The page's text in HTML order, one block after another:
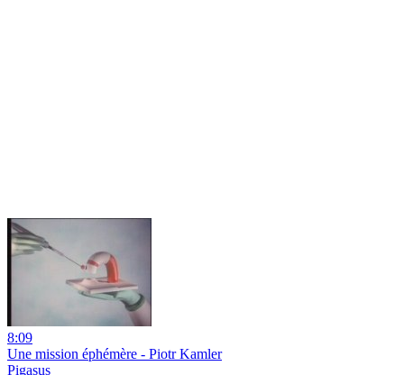
8:09
Une mission éphémère - Piotr Kamler
Pigasus